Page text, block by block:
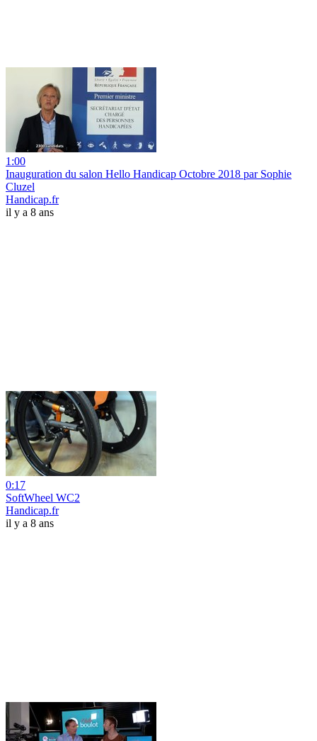
1:00
Inauguration du salon Hello Handicap Octobre 2018 par Sophie
Cluzel
Handicap.fr
il y a 8 ans
0:17
SoftWheel WC2
Handicap.fr
il y a 8 ans